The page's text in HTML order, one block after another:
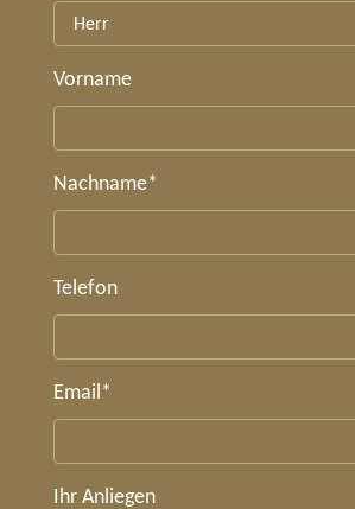
Vorname
Nachname*
Telefon
Email *
Ihr Anliegen